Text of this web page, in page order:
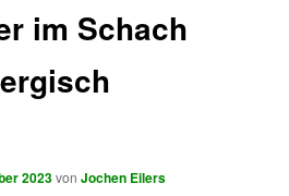
im Schach
2023vonJochen Eilers